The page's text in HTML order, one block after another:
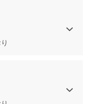
したトレーニングに
ミュレーション
。
インエキスパート
ワインエキスパート